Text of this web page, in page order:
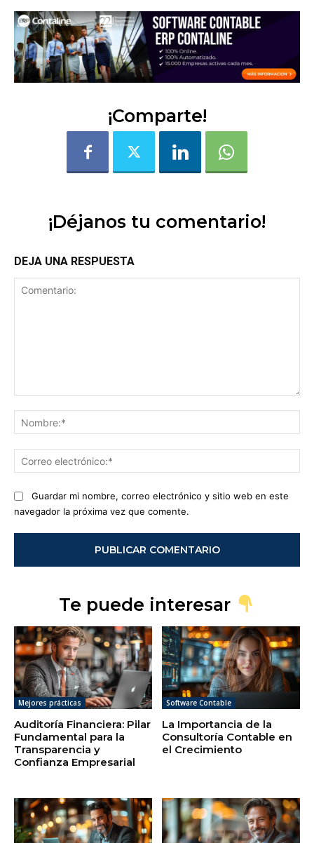
¡Comparte!
¡Déjanos tu comentario!
DEJA UNA RESPUESTA
Guardar mi nombre, correo electrónico y sitio web en este
navegador la próxima vez que comente.
Te puede interesar
Mejores prácticas
Auditoría Financiera: Pilar
Fundamental para la
Transparencia y
Confianza Empresarial
Software Contable
La Importancia de la
Consultoría Contable en
el Crecimiento